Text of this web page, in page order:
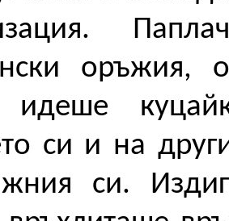
оръжия,
идеше
си и на
си.